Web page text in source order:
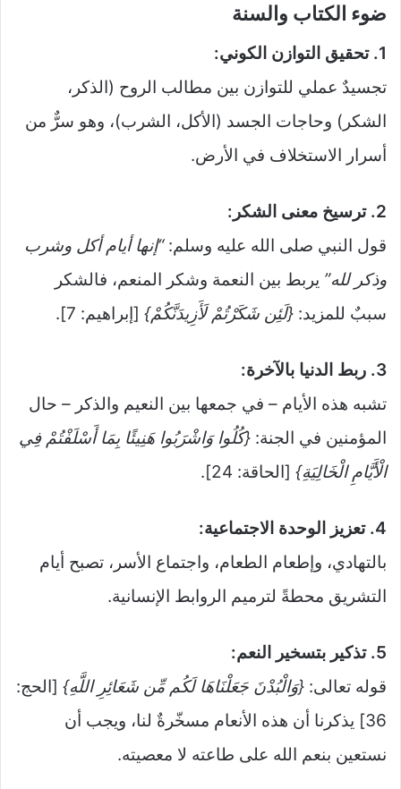
ضوء الكتاب والسنة
1. تحقيق التوازن الكوني:
تجسيدٌ عملي للتوازن بين مطالب الروح (الذكر،
الشكر) وحاجات الجسد (الأكل، الشرب)، وهو سرٌّ من
أسرار الاستخلاف في الأرض.
2. ترسيخ معنى الشكر:
قول النبي صلى الله عليه وسلم:“إنها أيام أكل وشرب
وذكر لله” يربط بين النعمة وشكر المنعم، فالشكر
سببٌ للمزيد: {لَئِن شَكَرْتُمْ لَأَزِيدَنَّكُمْ} [إبراهيم: 7].
3. ربط الدنيا بالآخرة:
تشبه هذه الأيام – في جمعها بين النعيم والذكر – حال
المؤمنين في الجنة: {كُلُوا وَاشْرَبُوا هَنِيئًا بِمَا أَسْلَفْتُمْ فِي
الْأَيَّامِ الْخَالِيَةِ} [الحاقة: 24].
4. تعزيز الوحدة الاجتماعية:
بالتهادي، وإطعام الطعام، واجتماع الأسر، تصبح أيام
التشريق محطةً لترميم الروابط الإنسانية.
5. تذكير بتسخير النعم:
قوله تعالى: {وَالْبُدْنَ جَعَلْنَاهَا لَكُم مِّن شَعَائِرِ اللَّهِ} [الحج:
36] يذكرنا أن هذه الأنعام مسخّرةٌ لنا، ويجب أن
نستعين بنعم الله على طاعته لا معصيته.